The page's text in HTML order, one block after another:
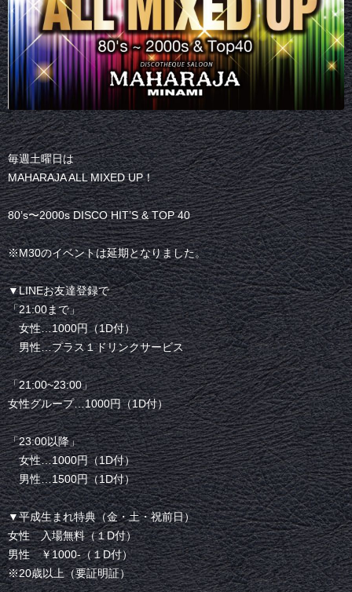
毎週土曜日は
MAHARAJA ALL MIXED UP！
80’s〜2000s DISCO HIT’S & TOP 40
※M30のイベントは延期となりました。
▼LINEお友達登録で
「21:00まで」
女性…1000円（1D付）
男性…プラス１ドリンクサービス
「21:00~23:00」
女性グループ…1000円（1D付）
「23:00以降」
女性…1000円（1D付）
男性…1500円（1D付）
▼平成生まれ特典（金・土・祝前日）
女性 入場無料（１D付）
男性 ￥1000-（１D付）
※20歳以上（要証明証）